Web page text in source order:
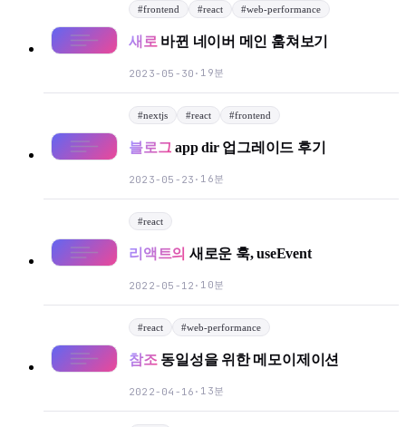
Light Dark
8°
#frontend #react #web-performance
새로 바뀐 네이버 메인 훔쳐보기
2023-05-30 · 19분
#nextjs #react #frontend
블로그 app dir 업그레이드 후기
2023-05-23 · 16분
#react
리액트의 새로운 훅, useEvent
2022-05-12 · 10분
#react #web-performance
참조 동일성을 위한 메모이제이션
2022-04-16 · 13분